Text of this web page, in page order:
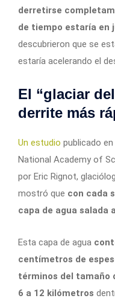
derretirse
de tiempo estaría en
descubrieron que se
estaría acelerando el
El “glaciar
derrite más
Un estudio publicado
National Academy of
por Eric Rignot,
mostró que con cada
capa de agua salada
Esta capa de agua
centímetros de
términos del tamaño
6 a 12 kilómetros